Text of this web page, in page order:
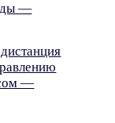
—
—